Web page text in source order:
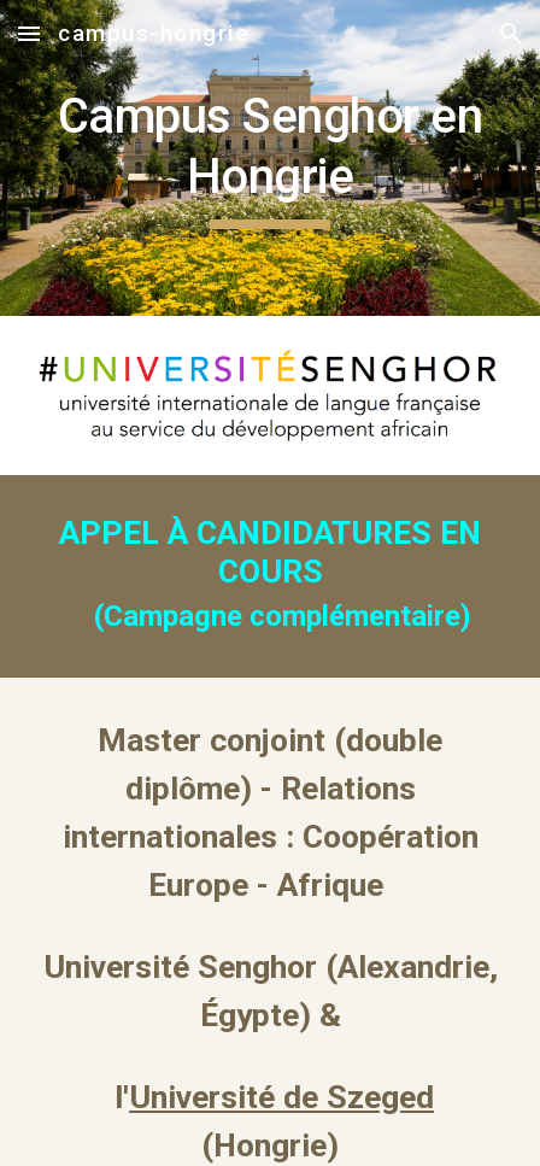
Skip to main content Skip to navigation
campus-hongrie
Campus Senghor en
Hongrie
APPEL À CANDIDATURES EN
COURS
(Campagne complémentaire)
Master conjoint (double
diplôme) - Relations
internationales : Coopération
Europe - Afrique
Université Senghor (Alexandrie,
Égypte) &
l'Université de Szeged
(Hongrie)